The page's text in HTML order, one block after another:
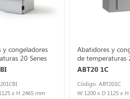
y congeladores
20 Series
x H 2465 mm
Abatidores y
de temperaturas
ABT20 1C
Código: ABT201C
W 1200 x D 1125 x